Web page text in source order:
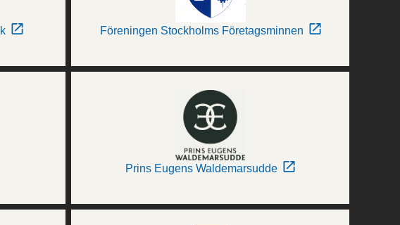
Föreningen Stockholms Företagsminnen
Prins Eugens Waldemarsudde